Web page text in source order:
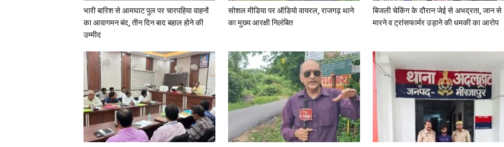
Today
Hindi
भारी बारिश से आमघाट पुल पर चारपहिया वाहनों
का आवागमन बंद, तीन दिन बाद बहाल होने की
उम्मीद
सोशल मीडिया पर ऑडियो वायरल, राजगढ़ थाने
का मुख्य आरक्षी निलंबित
बिजली चेकिंग के दौरान जेई से अभद्रता, जान से
मारने व ट्रांसफार्मर उड़ाने की धमकी का आरोप